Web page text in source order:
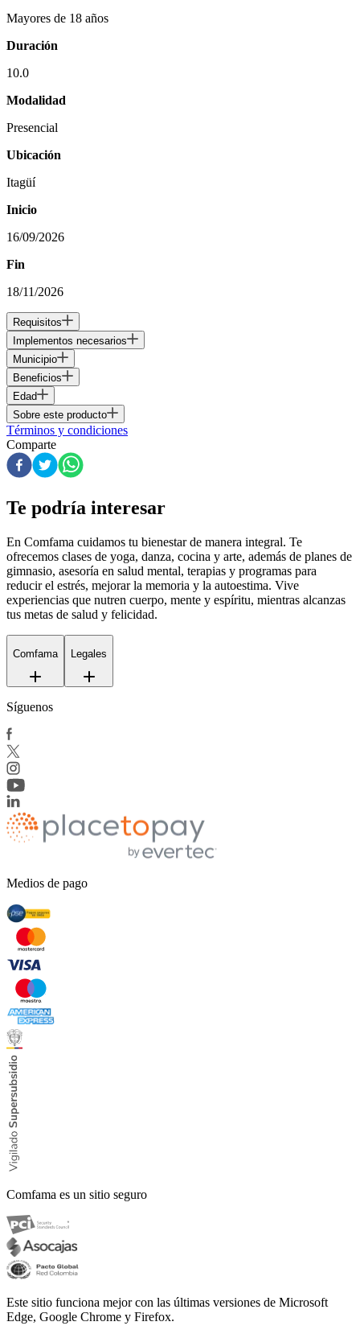
Mayores de 18 años
Duración
10.0
Modalidad
Presencial
Ubicación
Itagüí
Inicio
16/09/2026
Fin
18/11/2026
Requisitos
Implementos necesarios
Municipio
Beneficios
Edad
Sobre este producto
Términos y condiciones
Comparte
Te podría interesar
En Comfama cuidamos tu bienestar de manera integral. Te
ofrecemos clases de yoga, danza, cocina y arte, además de planes de
gimnasio, asesoría en salud mental, terapias y programas para
reducir el estrés, mejorar la memoria y la autoestima. Vive
experiencias que nutren cuerpo, mente y espíritu, mientras alcanzas
tus metas de salud y felicidad.
Comfama Legales
Síguenos
Medios de pago
Comfama es un sitio seguro
Este sitio funciona mejor con las últimas versiones de Microsoft
Edge, Google Chrome y Firefox.